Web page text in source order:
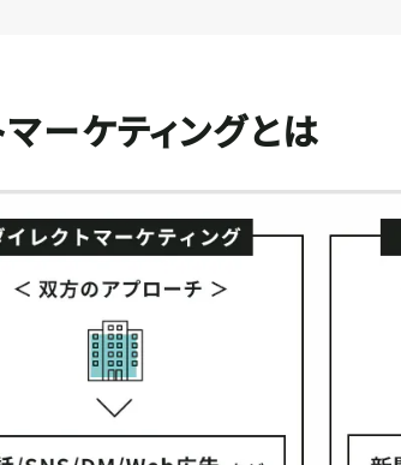
ーケティングとは
FIND
SHARE
Tips
記事内では選択したテキ